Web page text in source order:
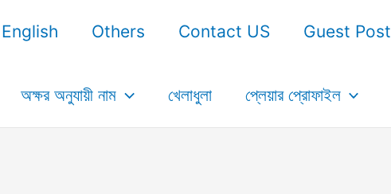
English Others Contact US Guest Post
অক্ষর অনুযায়ী নাম খেলাধুলা প্লেয়ার প্রোফাইল